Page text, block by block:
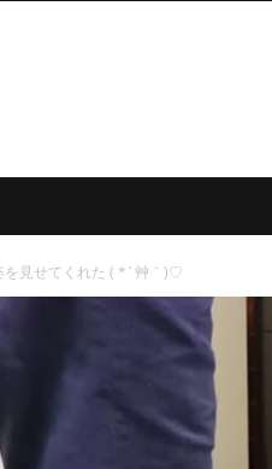
を見せてくれた ( *´艸｀)♡